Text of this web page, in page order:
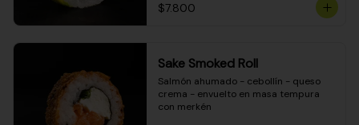
$7.800
Sake Smoked Roll
Salmón ahumado - cebollín - queso
crema - envuelto en masa tempura
con merkén